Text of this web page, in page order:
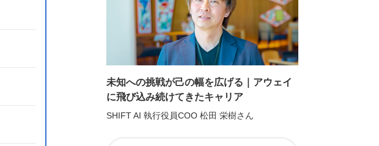
未知への挑戦が己の幅を広げる｜アウェイ
に飛び込み続けてきたキャリア
SHIFT AI 執行役員COO 松田 栄樹さん